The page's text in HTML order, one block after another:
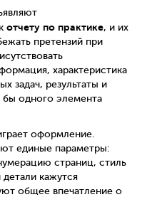
отчету по практике, и их
претензий при
характеристика
задач, результаты и
бы одного элемента
оформление.
единые параметры:
страниц, стиль
кажутся
общее впечатление о